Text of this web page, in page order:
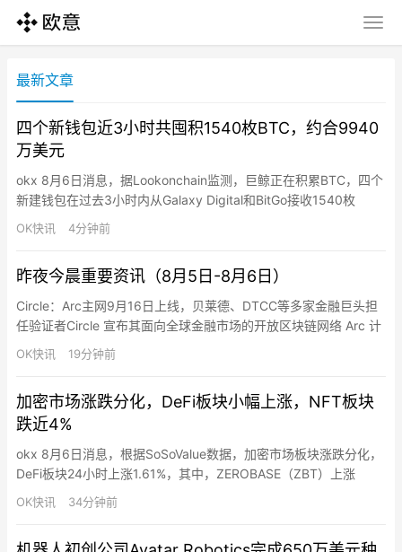
最新文章
四个新钱包近3小时共囤积1540枚BTC，约合9940
万美元
okx 8月6日消息，据Lookonchain监测，巨鲸正在积累BTC，四个
新建钱包在过去3小时内从Galaxy Digital和BitGo接收1540枚
BTC（9940万美元）。
OK快讯 4分钟前
昨夜今晨重要资讯（8月5日-8月6日）
Circle：Arc主网9月16日上线，贝莱德、DTCC等多家金融巨头担
任验证者Circle 宣布其面向全球金融市场的开放区块链网络 Arc 计
划于 9 月 16 日正式公链主网上线，目前已在私有主网上运行，并
吸引超过 100 家机构和生态参与方。BlackRock、DTCC（美国存
OK快讯 19分钟前
加密市场涨跌分化，DeFi板块小幅上涨，NFT板块
跌近4%
okx 8月6日消息，根据SoSoValue数据，加密市场板块涨跌分化，
DeFi板块24小时上涨1.61%，其中，ZEROBASE（ZBT）上涨
20.98%，SoSoValue（SOSO）上涨12.37%，Uniswap（UNI）上
涨5.08%。同时，Layer2板块上涨0.22%，Mantle（MNT）上涨
OK快讯 34分钟前